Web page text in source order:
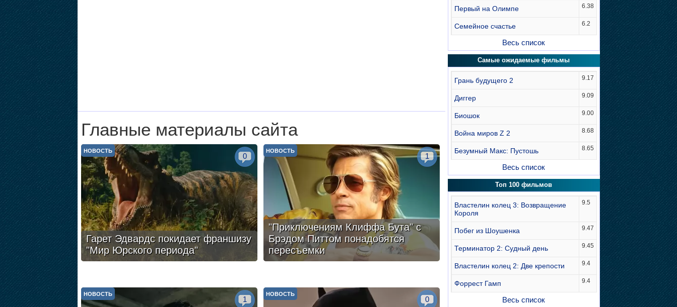
Главные материалы сайта
Гарет Эдвардс покидает франшизу
"Мир Юрского периода"
НОВОСТЬ
0
"Приключениям Клиффа Бута" с
Брэдом Питтом понадобятся
пересъемки
НОВОСТЬ
1
НОВОСТЬ
1
НОВОСТЬ
0
Первый на Олимпе 6.38
Семейное счастье 6.2
Весь список
Самые ожидаемые фильмы
Грань будущего 2 9.17
Диггер 9.09
Биошок 9.00
Война миров Z 2 8.68
Безумный Макс: Пустошь 8.65
Весь список
Топ 100 фильмов
Властелин колец 3: Возвращение
Короля
9.5
Побег из Шоушенка 9.47
Терминатор 2: Судный день 9.45
Властелин колец 2: Две крепости 9.4
Форрест Гамп 9.4
Весь список